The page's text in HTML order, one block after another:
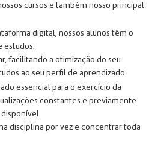
cursos e também nosso principal
digital, nossos alunos têm o
facilitando a otimização do seu
ao seu perfil de aprendizado.
essencial para o exercício da
constantes e previamente
disciplina por vez e concentrar toda